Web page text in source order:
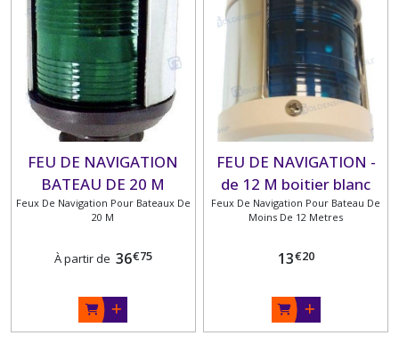
FEU DE NAVIGATION
BATEAU DE 20 M
Feux De Navigation Pour Bateaux De
20 M
À partir de 36€75
FEU DE NAVIGATION -
de 12 M boitier blanc
Feux De Navigation Pour Bateau De
Moins De 12 Metres
13€20